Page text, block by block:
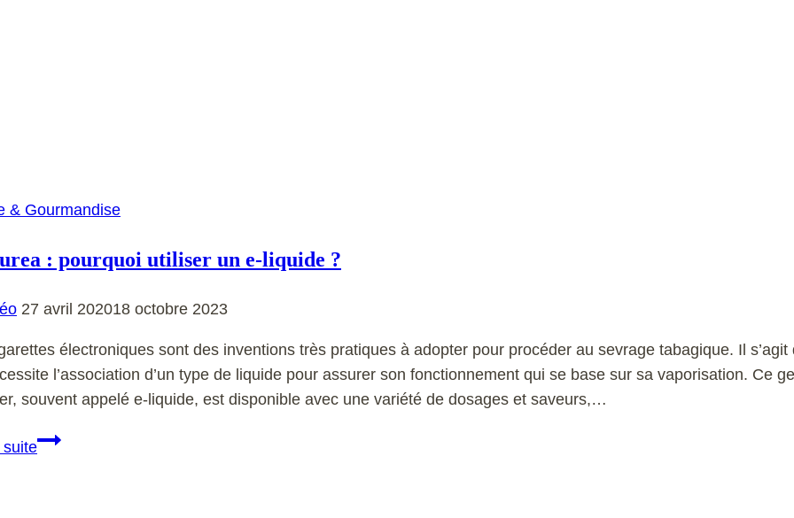
& Gourmandise
: pourquoi utiliser un e-liquide ?
27 avril 202018 octobre 2023
électroniques sont des inventions très pratiques à adopter pour procéder au sevrage tabagique. Il s’agit
l’association d’un type de liquide pour assurer son fonctionnement qui se base sur sa vaporisation. Ce
souvent appelé e-liquide, est disponible avec une variété de dosages et saveurs,…
suiteSavourea